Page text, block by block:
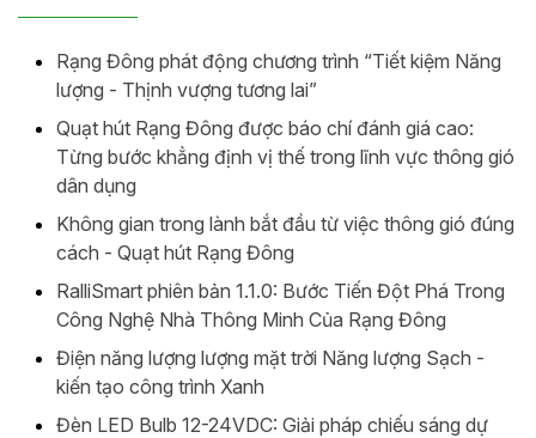
Rạng Đông phát động chương trình “Tiết kiệm Năng
lượng - Thịnh vượng tương lai”
Quạt hút Rạng Đông được báo chí đánh giá cao:
Từng bước khẳng định vị thế trong lĩnh vực thông gió
dân dụng
Không gian trong lành bắt đầu từ việc thông gió đúng
cách - Quạt hút Rạng Đông
RalliSmart phiên bản 1.1.0: Bước Tiến Đột Phá Trong
Công Nghệ Nhà Thông Minh Của Rạng Đông
Điện năng lượng lượng mặt trời Năng lượng Sạch -
kiến tạo công trình Xanh
Đèn LED Bulb 12-24VDC: Giải pháp chiếu sáng dự